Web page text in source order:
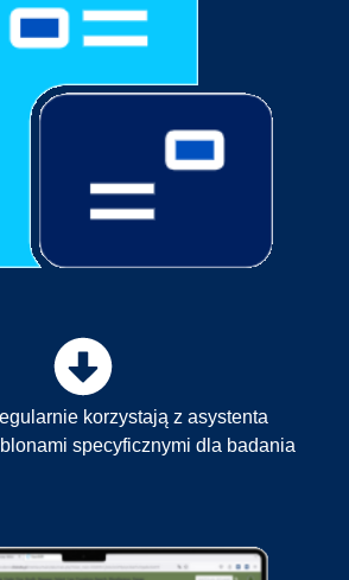
korzystają z asystenta
specyficznymi dla badania